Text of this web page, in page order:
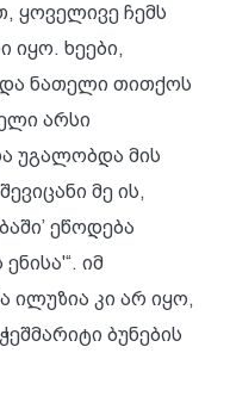
ჩემს
იყო. ხეები,
და ნათელი თითქოს
არსი
უგალობდა მის
მე ის,
ეწოდება
იმ
ილუზია კი არ იყო,
ბუნების